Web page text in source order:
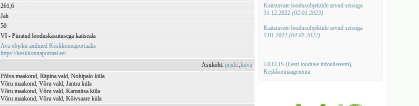
Kaitstavate loodusobjektide arvud seisuga
31.12.2022 (02.01.2023)
Kaitstavate loodusobjektide arvud seisuga
1.01.2022 (04.01.2022)
©EELIS (Eesti looduse infosüsteem),
Keskkonnaagentuur
261,6
Jah
50
VI - Piiratud looduskasutusega kaitseala
Ava objekti andmed Keskkonnaportaalis
https://keskkonnaportaal.ee/...
Asukoht:peida ,kuva
Põlva maakond, Räpina vald, Nohipalo küla
Võru maakond, Võru vald, Jantra küla
Võru maakond, Võru vald, Kamnitsa küla
Võru maakond, Võru vald, Kõivsaare küla